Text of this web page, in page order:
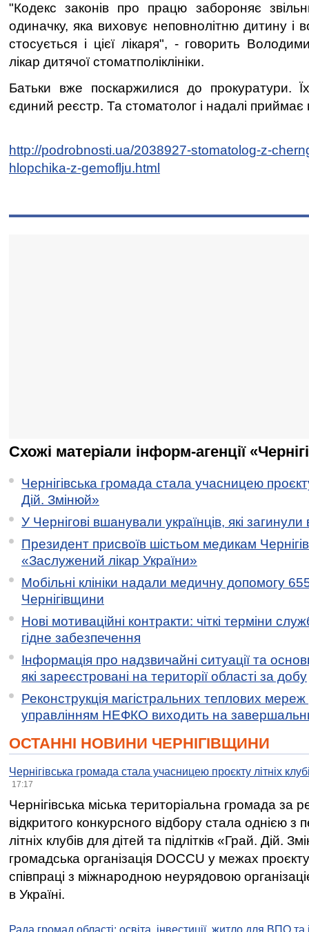
"Кодекс законів про працю забороняє
одиначку, яка виховує неповнолітню дитину і
стосується і цієї лікаря", - говорить
лікар дитячої стоматполіклініки.
Батьки вже поскаржилися до прокуратури.
єдиний реєстр. Та стоматолог і надалі приймає
http://podrobnosti.ua/2038927-stomatolog-z-
hlopchika-z-gemoflju.html
Схожі матеріали інформ-агенції
Чернігівська громада стала учасницею
Дій. Змінюй»
У Чернігові вшанували українців, які загинули
Президент присвоїв шістьом медикам
«Заслужений лікар України»
Мобільні клініки надали медичну допомогу
Чернігівщини
Нові мотиваційні контракти: чіткі терміни
гідне забезпечення
Інформація про надзвичайні ситуації та
які зареєстровані на території області за добу
Реконструкція магістральних теплових мереж
управлінням НЕФКО виходить на
ОСТАННІ НОВИНИ ЧЕРНІГІВЩИНИ
Чернігівська громада стала учасницею проєкту літніх
17:17
Чернігівська міська територіальна громада за
відкритого конкурсного відбору стала однією
літніх клубів для дітей та підлітків «Грай. Дій.
громадська організація DOCCU у межах
співпраці з міжнародною неурядовою
в Україні.
Рада громад області: освіта, інвестиції, житло для ВПО